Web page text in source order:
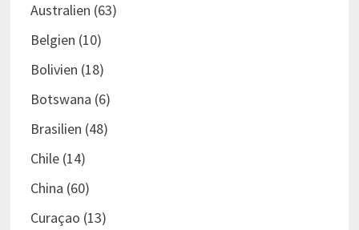
Australien (63)
Belgien (10)
Bolivien (18)
Botswana (6)
Brasilien (48)
Chile(14)
China (60)
Curaçao (13)